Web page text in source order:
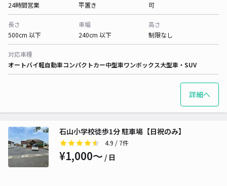
24時間営業
平置き
可
長さ
500cm 以下
車幅
240cm 以下
高さ
制限なし
対応車種
オートバイ軽自動車コンパクトカー中型車ワンボックス大型車・SUV
詳細へ
石山小学校徒歩1分 駐車場【日祝のみ】
4.9 / 7件
¥1,000〜 / 日